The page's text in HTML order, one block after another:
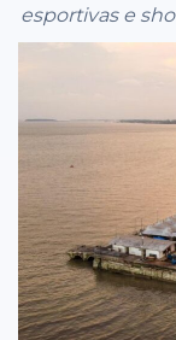
esportivas e